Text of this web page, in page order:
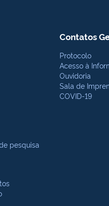
pesquisa
Contatos
Protocolo
Acesso à
Ouvidoria
Sala de
COVID-19